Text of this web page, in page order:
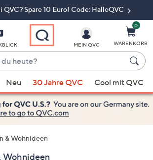
QVC? Spare 10 Euro! Code: HalloQVC
MEIN QVC
0
WARENKORB
Neu 30 Jahre QVC Cool mit QVC
& Wohnideen